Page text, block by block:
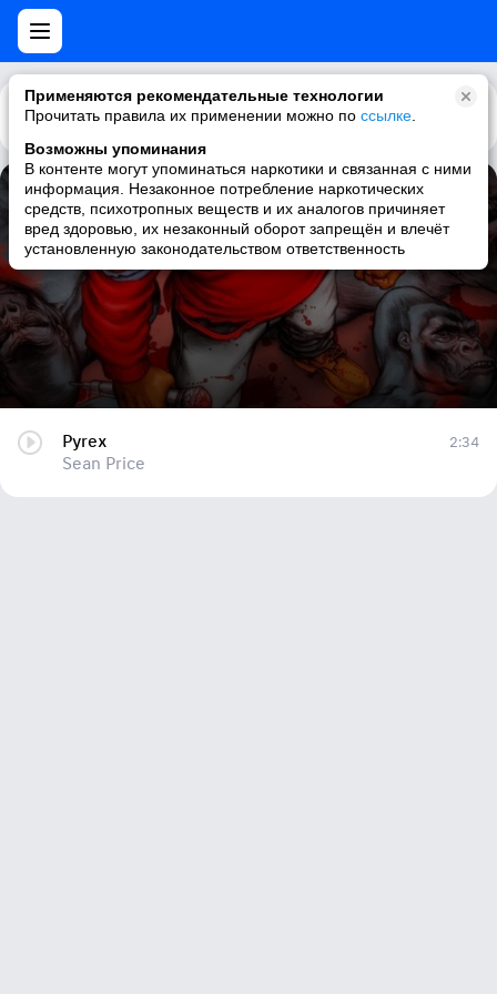
Применяются рекомендательные технологии
Прочитать правила их применении можно по ссылке
Возможны упоминания
В контенте могут упоминаться наркотики и связанная с ними
информация. Незаконное потребление наркотических
средств, психотропных веществ и их аналогов причиняет
вред здоровью, их незаконный оборот запрещён и влечёт
установленную законодательством ответственность
Каталог Рекомендации
Pyrex
Sean Price
Pyrex
Sean Price
2:34